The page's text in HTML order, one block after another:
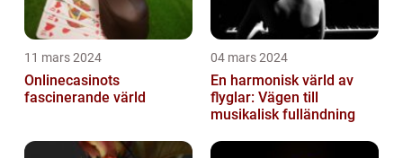
11 mars 2024
Onlinecasinots
fascinerande värld
04 mars 2024
En harmonisk värld av
flyglar: Vägen till
musikalisk fulländning